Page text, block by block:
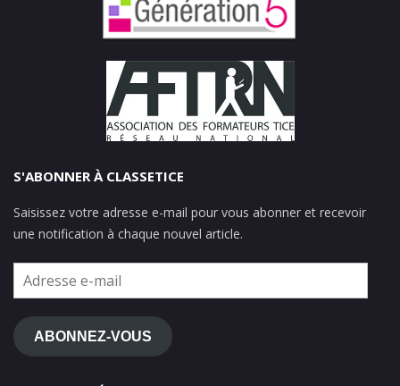
S'ABONNER À CLASSETICE
Saisissez votre adresse e-mail pour vous abonner et recevoir
une notification à chaque nouvel article.
Adresse
e-
mail
ABONNEZ-VOUS